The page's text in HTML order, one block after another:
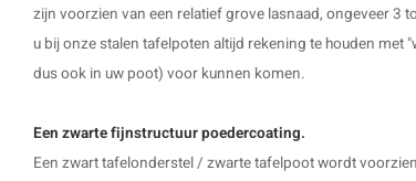
zijn voorzien van een relatief grove lasnaad, ongeveer 3
u bij onze stalen tafelpoten altijd rekening te houden met
dus ook in uw poot) voor kunnen komen.
Een zwarte fijnstructuur poedercoating.
Een zwart tafelonderstel / zwarte tafelpoot wordt